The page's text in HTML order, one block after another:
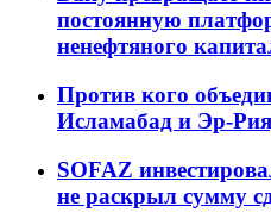
постоянную
ненефтяного
Против кого
Исламабад и Эр-
SOFAZ
не раскрыл сумму